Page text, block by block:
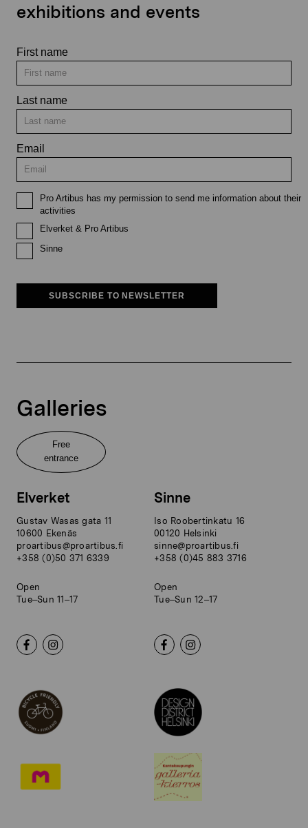
exhibitions and events
First name
Last name
Email
Pro Artibus has my permission to send me information about their
activities
Elverket & Pro Artibus
Sinne
SUBSCRIBE TO NEWSLETTER
Galleries
Free
entrance
Elverket
Gustav Wasas gata 11
10600 Ekenäs
proartibus@proartibus.fi
+358 (0)50 371 6339
Open
Tue–Sun 11–17
Sinne
Iso Roobertinkatu 16
00120 Helsinki
sinne@proartibus.fi
+358 (0)45 883 3716
Open
Tue–Sun 12–17